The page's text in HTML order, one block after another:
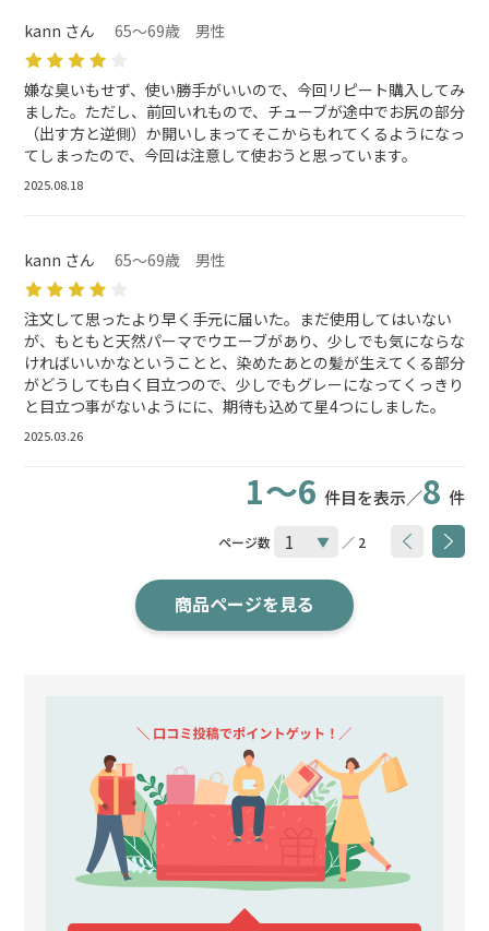
kann さん 65～69歳 男性
嫌な臭いもせず、使い勝手がいいので、今回リピート購入してみ
ました。ただし、前回いれもので、チューブが途中でお尻の部分
（出す方と逆側）か開いしまってそこからもれてくるようになっ
てしまったので、今回は注意して使おうと思っています。
2025.08.18
kann さん 65～69歳 男性
注文して思ったより早く手元に届いた。まだ使用してはいない
が、もともと天然パーマでウエーブがあり、少しでも気にならな
ければいいかなということと、染めたあとの髪が生えてくる部分
がどうしても白く目立つので、少しでもグレーになってくっきり
と目立つ事がないようにに、期待も込めて星4つにしました。
2025.03.26
1～6 件目を表示／8 件
ページ数 ／ 2
商品ページを見る